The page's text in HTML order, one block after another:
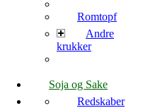
Romtopf
Andre
krukker
Soja og Sake
Redskaber